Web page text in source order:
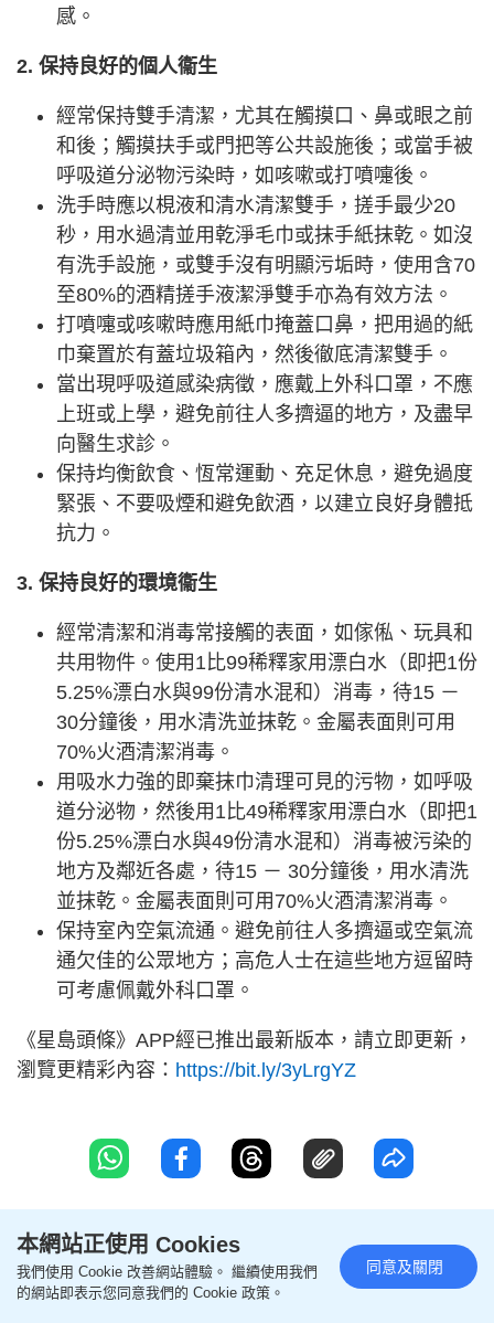
感。
2. 保持良好的個人衞生
經常保持雙手清潔，尤其在觸摸口、鼻或眼之前
和後；觸摸扶手或門把等公共設施後；或當手被
呼吸道分泌物污染時，如咳嗽或打噴嚏後。
洗手時應以梘液和清水清潔雙手，搓手最少20
秒，用水過清並用乾淨毛巾或抹手紙抹乾。如沒
有洗手設施，或雙手沒有明顯污垢時，使用含70
至80%的酒精搓手液潔淨雙手亦為有效方法。
打噴嚏或咳嗽時應用紙巾掩蓋口鼻，把用過的紙
巾棄置於有蓋垃圾箱內，然後徹底清潔雙手。
當出現呼吸道感染病徵，應戴上外科口罩，不應
上班或上學，避免前往人多擠逼的地方，及盡早
向醫生求診。
保持均衡飲食、恆常運動、充足休息，避免過度
緊張、不要吸煙和避免飲酒，以建立良好身體抵
抗力。
3. 保持良好的環境衞生
經常清潔和消毒常接觸的表面，如傢俬、玩具和
共用物件。使用1比99稀釋家用漂白水（即把1份
5.25%漂白水與99份清水混和）消毒，待15 －
30分鐘後，用水清洗並抹乾。金屬表面則可用
70%火酒清潔消毒。
用吸水力強的即棄抹巾清理可見的污物，如呼吸
道分泌物，然後用1比49稀釋家用漂白水（即把1
份5.25%漂白水與49份清水混和）消毒被污染的
地方及鄰近各處，待15 － 30分鐘後，用水清洗
並抹乾。金屬表面則可用70%火酒清潔消毒。
保持室內空氣流通。避免前往人多擠逼或空氣流
通欠佳的公眾地方；高危人士在這些地方逗留時
可考慮佩戴外科口罩。
《星島頭條》APP經已推出最新版本，請立即更新，
瀏覽更精彩內容： https://bit.ly/3yLrgYZ
聯絡我們
關於我們
版權及免責聲明
幫助及反饋
本網站正使用 Cookies
我們使用 Cookie 改善網站體驗。 繼續使用我們
的網站即表示您同意我們的 Cookie 政策。
同意及關閉